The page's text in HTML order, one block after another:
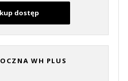
dostęp
WH PLUS